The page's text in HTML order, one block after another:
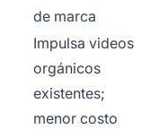
de marca
Impulsa videos
orgánicos
existentes;
menor costo